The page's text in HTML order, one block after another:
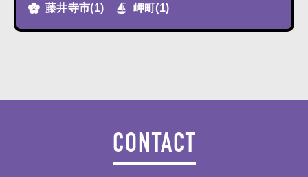
藤井寺市(1) 岬町(1)
CONTACT